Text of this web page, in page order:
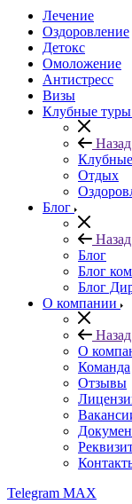
Лечение
Оздоровление
Детокс
Омоложение
Антистресс
Визы
Клубные туры
Назад
Отдых
Блог
Назад
Блог
Блог
Блог
О компании
Назад
О
Команда
Отзывы
Telegram MAX